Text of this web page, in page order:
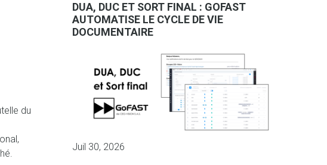
du
DUA, DUC ET SORT FINAL : GOFAST
AUTOMATISE LE CYCLE DE VIE
DOCUMENTAIRE
Juil 30, 2026